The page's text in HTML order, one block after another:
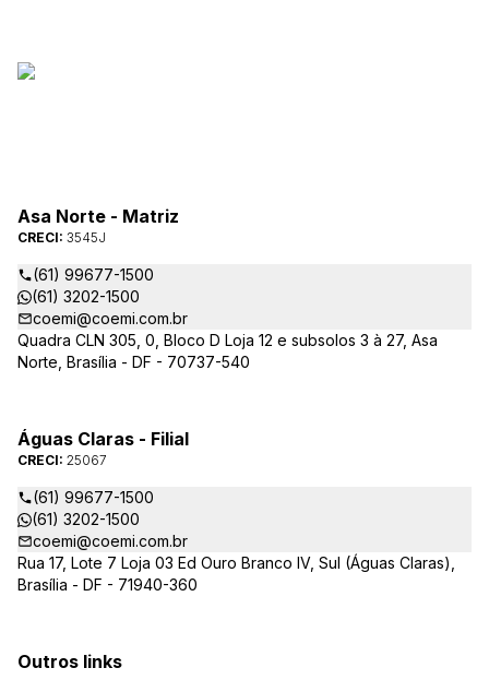
Asa Norte - Matriz
CRECI: 3545J
(61) 99677-1500
(61) 3202-1500
coemi@coemi.com.br
Quadra CLN 305, 0, Bloco D Loja 12 e subsolos 3 à 27, Asa
Norte, Brasília - DF - 70737-540
Águas Claras - Filial
CRECI: 25067
(61) 99677-1500
(61) 3202-1500
coemi@coemi.com.br
Rua 17, Lote 7 Loja 03 Ed Ouro Branco IV, Sul (Águas Claras),
Brasília - DF - 71940-360
Outros links